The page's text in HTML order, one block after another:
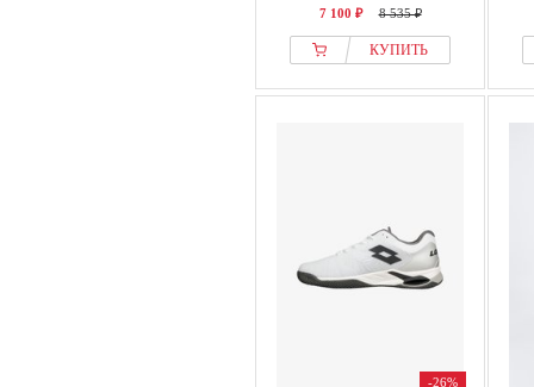
7 100 ₽ 8 535 ₽
КУПИТЬ
-26%